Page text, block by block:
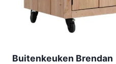
Buitenkeuken Brendan